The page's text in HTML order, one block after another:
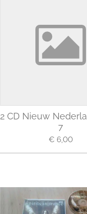
2 CD Nieuw
7
€ 6,00